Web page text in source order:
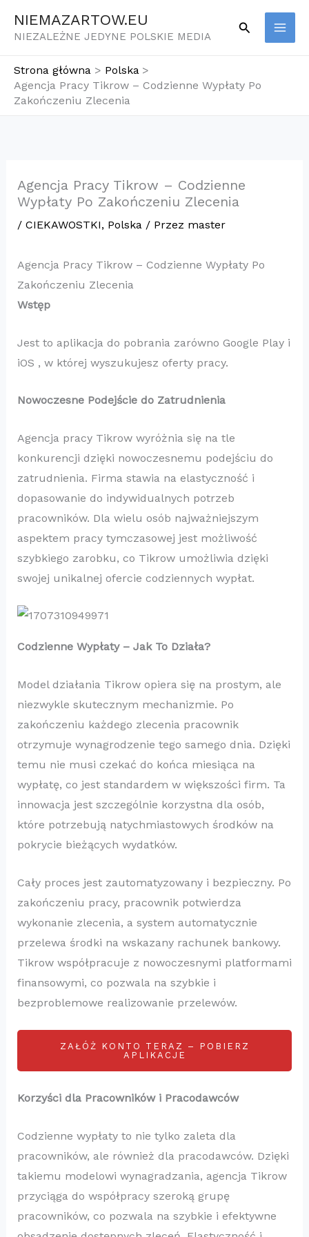
NIEMAZARTOW.EU
NIEZALEŻNE JEDYNE POLSKIE MEDIA
Szukaj
Strona główna
Polska
Agencja Pracy Tikrow – Codzienne Wypłaty Po
Zakończeniu Zlecenia
Agencja Pracy Tikrow – Codzienne
Wypłaty Po Zakończeniu Zlecenia
/ CIEKAWOSTKI, Polska/ Przez master
Agencja Pracy Tikrow – Codzienne Wypłaty Po
Zakończeniu Zlecenia
Wstęp
Jest to aplikacja do pobrania zarówno Google Play i
iOS , w której wyszukujesz oferty pracy.
Nowoczesne Podejście do Zatrudnienia
Agencja pracy Tikrow wyróżnia się na tle
konkurencji dzięki nowoczesnemu podejściu do
zatrudnienia. Firma stawia na elastyczność i
dopasowanie do indywidualnych potrzeb
pracowników. Dla wielu osób najważniejszym
aspektem pracy tymczasowej jest możliwość
szybkiego zarobku, co Tikrow umożliwia dzięki
swojej unikalnej ofercie codziennych wypłat.
Codzienne Wypłaty – Jak To Działa?
Model działania Tikrow opiera się na prostym, ale
niezwykle skutecznym mechanizmie. Po
zakończeniu każdego zlecenia pracownik
otrzymuje wynagrodzenie tego samego dnia. Dzięki
temu nie musi czekać do końca miesiąca na
wypłatę, co jest standardem w większości firm. Ta
innowacja jest szczególnie korzystna dla osób,
które potrzebują natychmiastowych środków na
pokrycie bieżących wydatków.
Cały proces jest zautomatyzowany i bezpieczny. Po
zakończeniu pracy, pracownik potwierdza
wykonanie zlecenia, a system automatycznie
przelewa środki na wskazany rachunek bankowy.
Tikrow współpracuje z nowoczesnymi platformami
finansowymi, co pozwala na szybkie i
bezproblemowe realizowanie przelewów.
ZAŁÓŻ KONTO TERAZ – POBIERZ
APLIKACJE
Korzyści dla Pracowników i Pracodawców
Codzienne wypłaty to nie tylko zaleta dla
pracowników, ale również dla pracodawców. Dzięki
takiemu modelowi wynagradzania, agencja Tikrow
przyciąga do współpracy szeroką grupę
pracowników, co pozwala na szybkie i efektywne